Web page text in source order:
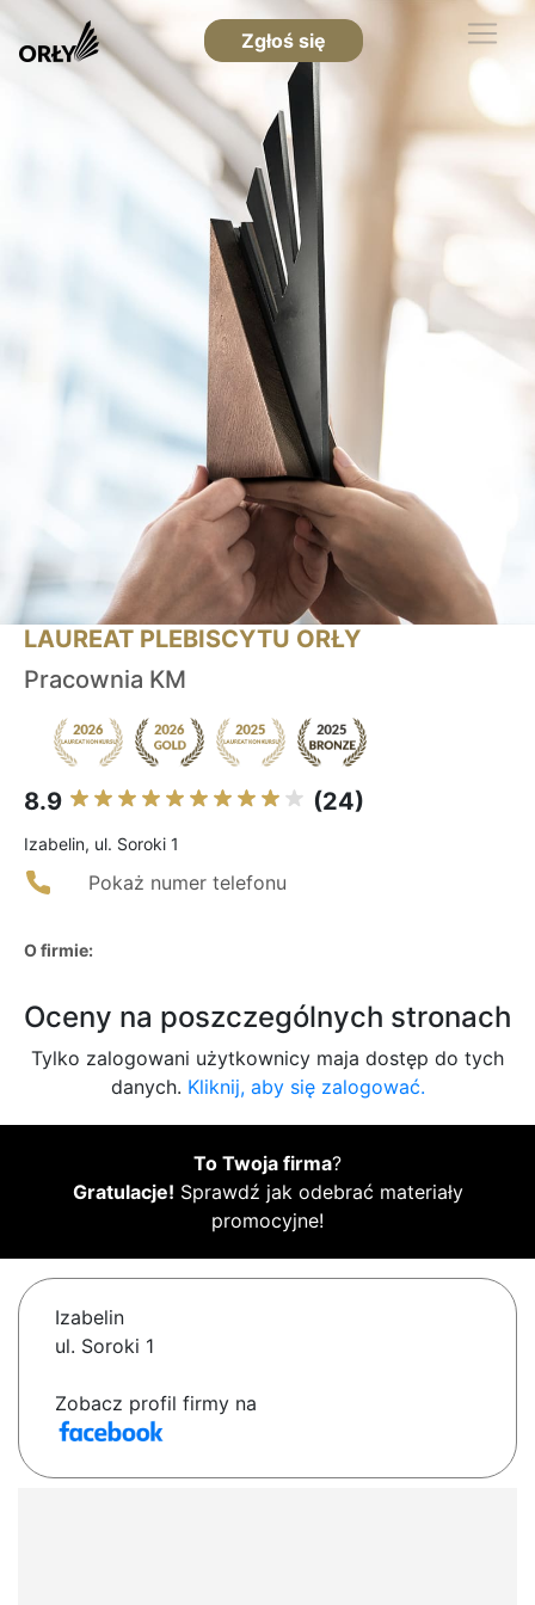
Zgłoś się
LAUREAT PLEBISCYTU ORŁY
Pracownia KM
8.9 (24)
Izabelin, ul. Soroki 1
Pokaż numer telefonu
O firmie:
Oceny na poszczególnych stronach
Tylko zalogowani użytkownicy maja dostęp do tych
danych. Kliknij, aby się zalogować.
To Twoja firma?
Gratulacje! Sprawdź jak odebrać materiały
promocyjne!
Izabelin
ul. Soroki 1
Zobacz profil firmy na